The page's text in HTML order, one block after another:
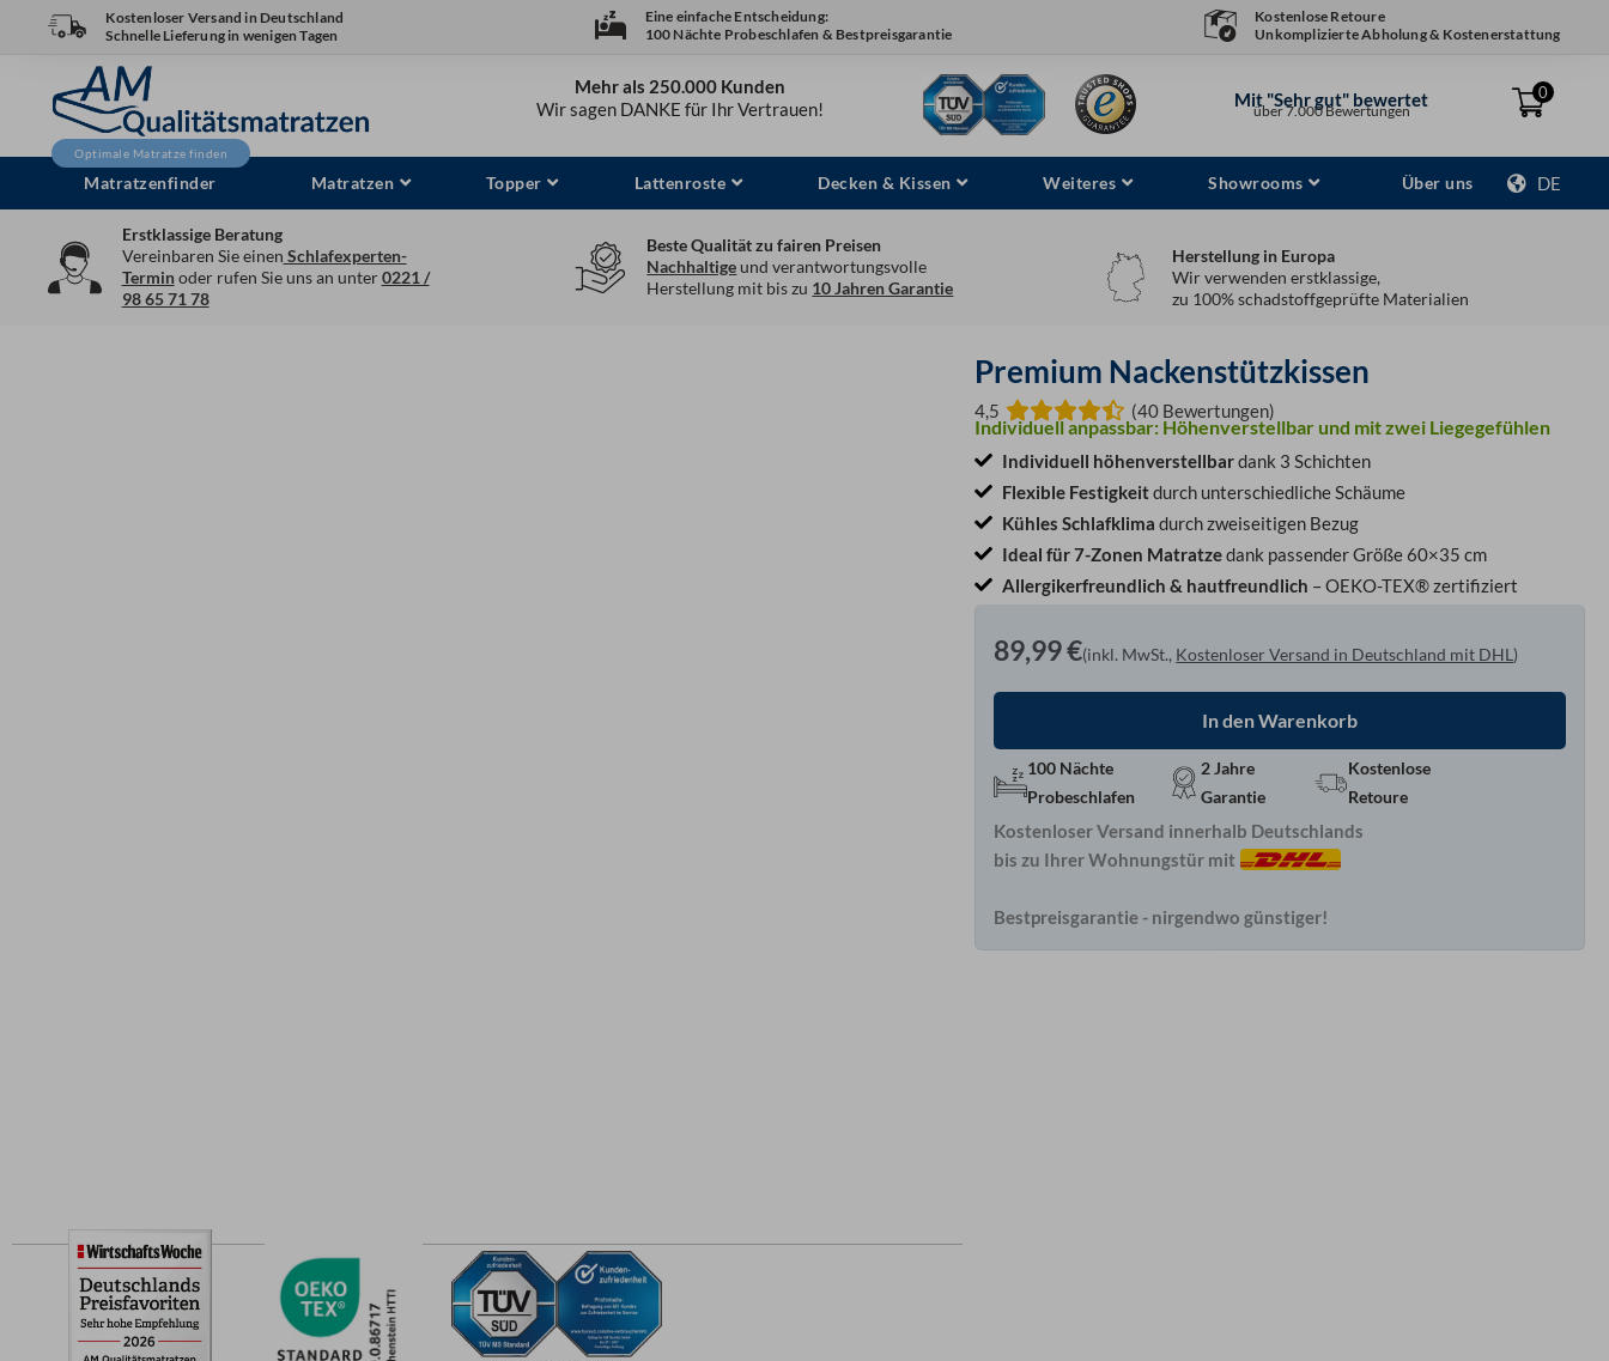
Kostenloser Versand in Deutschland
Schnelle Lieferung in wenigen Tagen
Eine einfache Entscheidung:
100 Nächte Probeschlafen & Bestpreisgarantie
Kostenlose Retoure
Unkomplizierte Abholung & Kostenerstattung
Mehr als 250.000 Kunden
Wir sagen DANKE für Ihr Vertrauen!
Mit "Sehr gut" bewertet
über 7.000 Bewertungen
0
Matratzenfinder Matratzen Topper Lattenroste Decken & Kissen Weiteres Showrooms Über uns DE
Erstklassige Beratung
Vereinbaren Sie einen Schlafexperten-
Terminoder rufen Sie uns an unter0221 /
98 65 71 78
Beste Qualität zu fairen Preisen
Nachhaltige und verantwortungsvolle
Herstellung mit bis zu 10 Jahren Garantie
Herstellung in Europa
Wir verwenden erstklassige,
zu 100% schadstoffgeprüfte Materialien
Premium Nackenstützkissen
4,5 (40 Bewertungen)
Individuell anpassbar: Höhenverstellbar und mit zwei Liegegefühlen
Individuell höhenverstellbardank 3 Schichten
Flexible Festigkeitdurch unterschiedliche Schäume
Kühles Schlafklima durch zweiseitigen Bezug
Ideal für 7-Zonen Matratzedank passender Größe 60×35 cm
Allergikerfreundlich & hautfreundlich – OEKO-TEX® zertifiziert
89,99€(inkl. MwSt., Kostenloser Versand in Deutschland mit DHL)
In den Warenkorb
100 Nächte
Probeschlafen
2 Jahre
Garantie
Kostenlose
Retoure
Kostenloser Versand innerhalb Deutschlands
bis zu Ihrer Wohnungstür mit
Bestpreisgarantie - nirgendwo günstiger!